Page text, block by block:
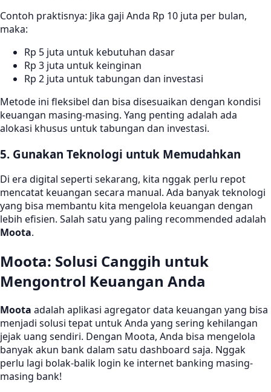
Contoh praktisnya: Jika gaji Anda Rp 10 juta per bulan,
maka:
Rp 5 juta untuk kebutuhan dasar
Rp 3 juta untuk keinginan
Rp 2 juta untuk tabungan dan investasi
Metode ini fleksibel dan bisa disesuaikan dengan kondisi
keuangan masing-masing. Yang penting adalah ada
alokasi khusus untuk tabungan dan investasi.
5. Gunakan Teknologi untuk Memudahkan
Di era digital seperti sekarang, kita nggak perlu repot
mencatat keuangan secara manual. Ada banyak teknologi
yang bisa membantu kita mengelola keuangan dengan
lebih efisien. Salah satu yang paling recommended adalah
Moota.
Moota: Solusi Canggih untuk
Mengontrol Keuangan Anda
Moota adalah aplikasi agregator data keuangan yang bisa
menjadi solusi tepat untuk Anda yang sering kehilangan
jejak uang sendiri. Dengan Moota, Anda bisa mengelola
banyak akun bank dalam satu dashboard saja. Nggak
perlu lagi bolak-balik login ke internet banking masing-
masing bank!